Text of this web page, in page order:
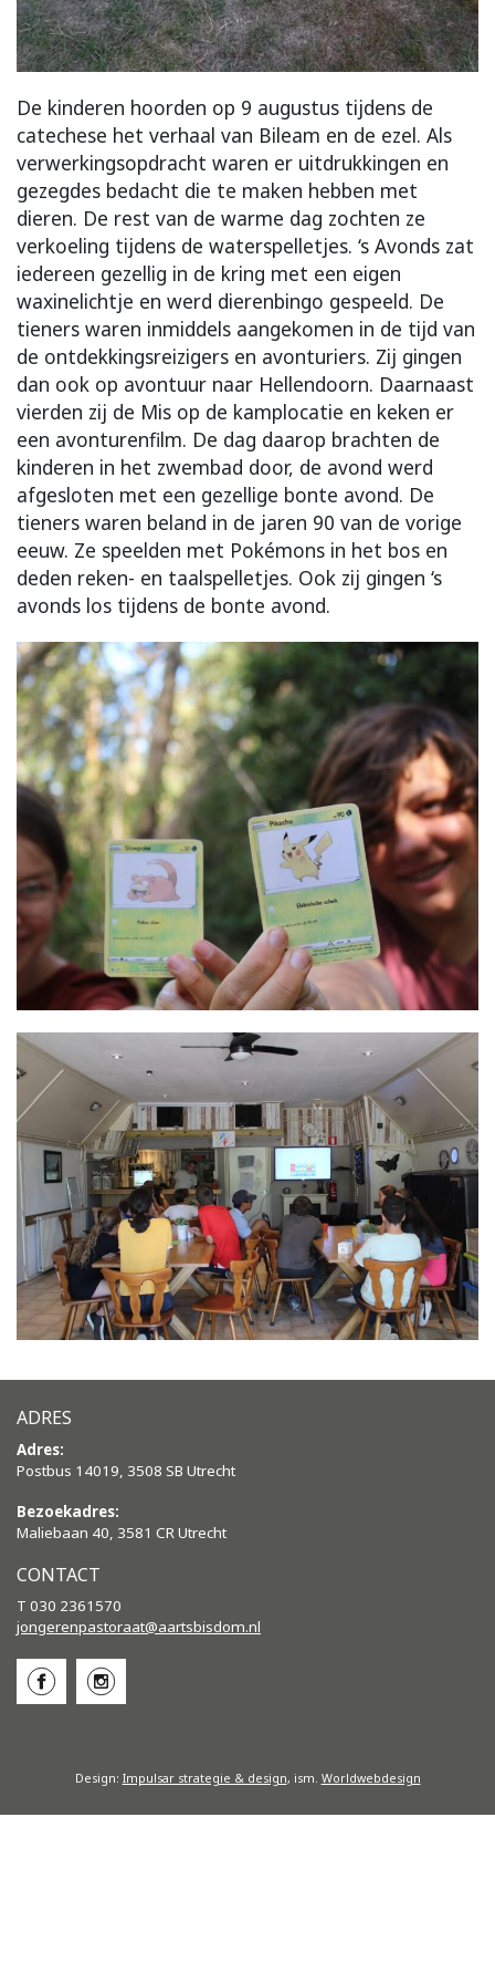
De kinderen hoorden op 9 augustus tijdens de
catechese het verhaal van Bileam en de ezel. Als
verwerkingsopdracht waren er uitdrukkingen en
gezegdes bedacht die te maken hebben met
dieren. De rest van de warme dag zochten ze
verkoeling tijdens de waterspelletjes. ‘s Avonds zat
iedereen gezellig in de kring met een eigen
waxinelichtje en werd dierenbingo gespeeld. De
tieners waren inmiddels aangekomen in de tijd van
de ontdekkingsreizigers en avonturiers. Zij gingen
dan ook op avontuur naar Hellendoorn. Daarnaast
vierden zij de Mis op de kamplocatie en keken er
een avonturenfilm. De dag daarop brachten de
kinderen in het zwembad door, de avond werd
afgesloten met een gezellige bonte avond. De
tieners waren beland in de jaren 90 van de vorige
eeuw. Ze speelden met Pokémons in het bos en
deden reken- en taalspelletjes. Ook zij gingen ‘s
avonds los tijdens de bonte avond.
ADRES
Adres:
Postbus 14019, 3508 SB Utrecht
Bezoekadres:
Maliebaan 40, 3581 CR Utrecht
CONTACT
T 030 2361570
jongerenpastoraat@aartsbisdom.nl
Design: Impulsar strategie & design, ism. Worldwebdesign